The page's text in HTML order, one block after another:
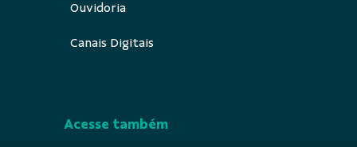
Ouvidoria
Canais Digitais
Acesse também